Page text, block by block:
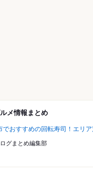
メ情報まとめ
でおすすめの回転寿司！エリ
グまとめ編集部